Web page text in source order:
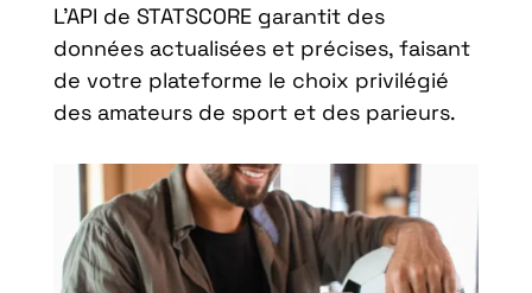
L’API de STATSCORE garantit des
données actualisées et précises, faisant
de votre plateforme le choix privilégié
des amateurs de sport et des parieurs.